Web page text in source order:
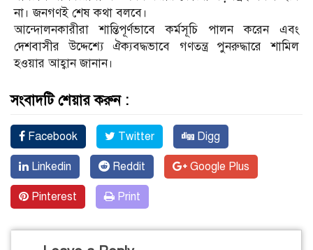
না। জনগণই শেষ কথা বলবে।
আন্দোলনকারীরা শান্তিপূর্ণভাবে কর্মসূচি পালন করেন এবং
দেশবাসীর উদ্দেশ্যে ঐক্যবদ্ধভাবে গণতন্ত্র পুনরুদ্ধারে শামিল
হওয়ার আহ্বান জানান।
সংবাদটি শেয়ার করুন :
Facebook Twitter Digg
Linkedin Reddit Google Plus
Pinterest Print